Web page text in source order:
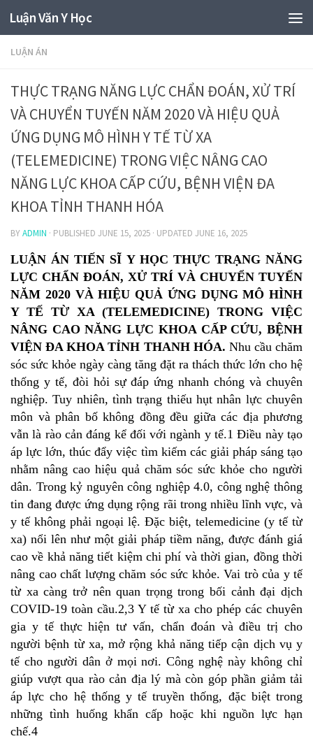
Luận Văn Y Học
LUẬN ÁN
THỰC TRẠNG NĂNG LỰC CHẨN ĐOÁN, XỬ TRÍ
VÀ CHUYỂN TUYẾN NĂM 2020 VÀ HIỆU QUẢ
ỨNG DỤNG MÔ HÌNH Y TẾ TỪ XA
(TELEMEDICINE) TRONG VIỆC NÂNG CAO
NĂNG LỰC KHOA CẤP CỨU, BỆNH VIỆN ĐA
KHOA TỈNH THANH HÓA
BYADMIN · PUBLISHED JUNE 15, 2025 · UPDATED JUNE 16, 2025
LUẬN ÁN TIẾN SĨ Y HỌC THỰC TRẠNG NĂNG
LỰC CHẨN ĐOÁN, XỬ TRÍ VÀ CHUYỂN TUYẾN
NĂM 2020 VÀ HIỆU QUẢ ỨNG DỤNG MÔ HÌNH
Y TẾ TỪ XA (TELEMEDICINE) TRONG VIỆC
NÂNG CAO NĂNG LỰC KHOA CẤP CỨU, BỆNH
VIỆN ĐA KHOA TỈNH THANH HÓA. Nhu cầu chăm
sóc sức khỏe ngày càng tăng đặt ra thách thức lớn cho hệ
thống y tế, đòi hỏi sự đáp ứng nhanh chóng và chuyên
nghiệp. Tuy nhiên, tình trạng thiếu hụt nhân lực chuyên
môn và phân bố không đồng đều giữa các địa phương
vẫn là rào cản đáng kể đối với ngành y tế.1 Điều này tạo
áp lực lớn, thúc đẩy việc tìm kiếm các giải pháp sáng tạo
nhằm nâng cao hiệu quả chăm sóc sức khỏe cho người
dân. Trong kỷ nguyên công nghiệp 4.0, công nghệ thông
tin đang được ứng dụng rộng rãi trong nhiều lĩnh vực, và
y tế không phải ngoại lệ. Đặc biệt, telemedicine (y tế từ
xa) nổi lên như một giải pháp tiềm năng, được đánh giá
cao về khả năng tiết kiệm chi phí và thời gian, đồng thời
nâng cao chất lượng chăm sóc sức khỏe. Vai trò của y tế
từ xa càng trở nên quan trọng trong bối cảnh đại dịch
COVID-19 toàn cầu.2,3 Y tế từ xa cho phép các chuyên
gia y tế thực hiện tư vấn, chẩn đoán và điều trị cho
người bệnh từ xa, mở rộng khả năng tiếp cận dịch vụ y
tế cho người dân ở mọi nơi. Công nghệ này không chỉ
giúp vượt qua rào cản địa lý mà còn góp phần giảm tải
áp lực cho hệ thống y tế truyền thống, đặc biệt trong
những tình huống khẩn cấp hoặc khi nguồn lực hạn
chế.4